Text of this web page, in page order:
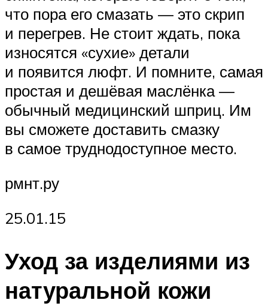
что пора его смазать — это скрип
и перегрев. Не стоит ждать, пока
износятся «сухие» детали
и появится люфт. И помните, самая
простая и дешёвая маслёнка —
обычный медицинский шприц. Им
вы сможете доставить смазку
в самое труднодоступное место.
рмнт.ру
25.01.15
Уход за изделиями из
натуральной кожи